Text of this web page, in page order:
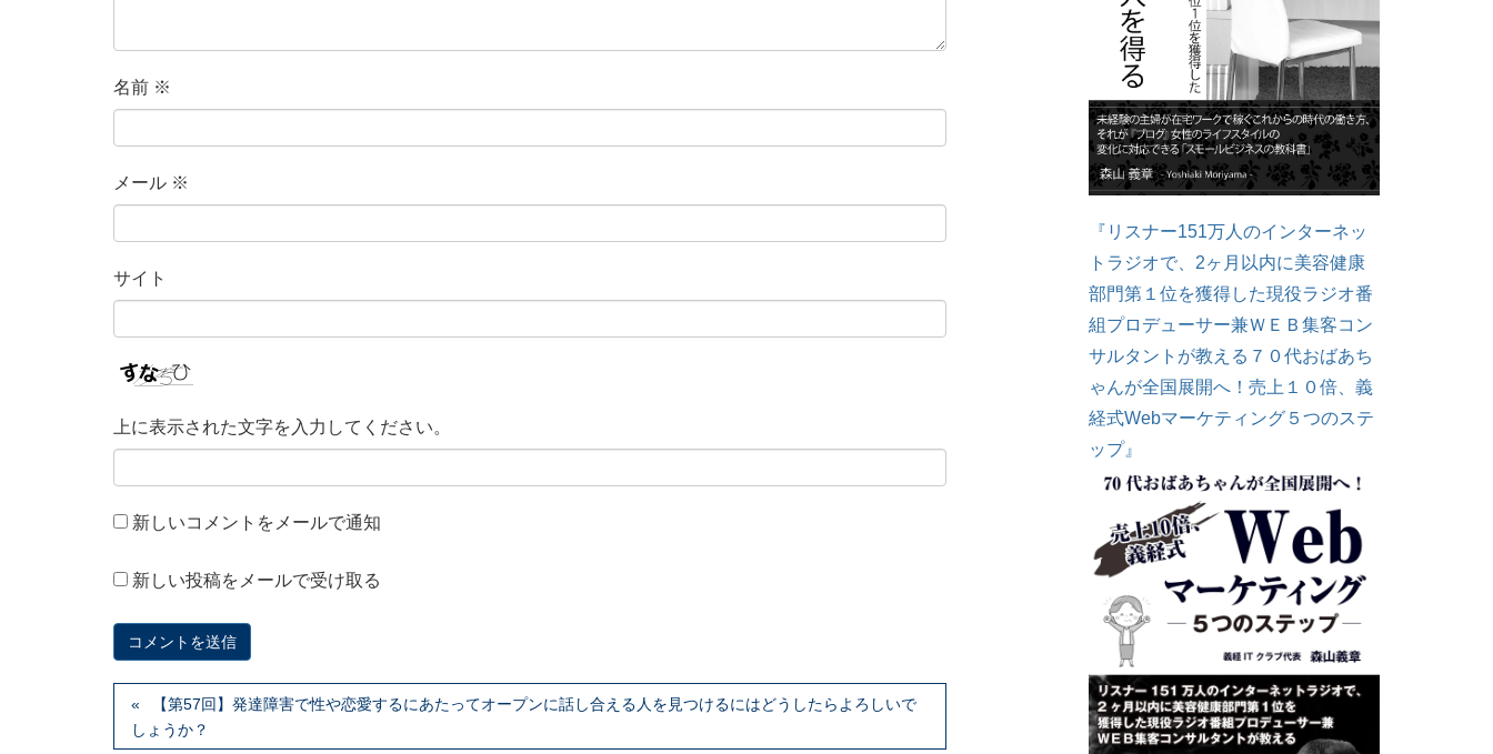
名前 ※
メール ※
サイト
上に表示された文字を入力してください。
新しいコメントをメールで通知
新しい投稿をメールで受け取る
【第57回】発達障害で性や恋愛するにあたってオープンに話し合える人を見つけるにはどうしたらよろしいで
しょうか？
『リスナー151万人のインターネッ
トラジオで、2ヶ月以内に美容健康
部門第１位を獲得した現役ラジオ番
組プロデューサー兼ＷＥＢ集客コン
サルタントが教える７０代おばあち
ゃんが全国展開へ！売上１０倍、義
経式Webマーケティング５つのステ
ップ』